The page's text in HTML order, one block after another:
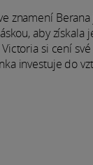
znamení
aby
si cení
investuje do